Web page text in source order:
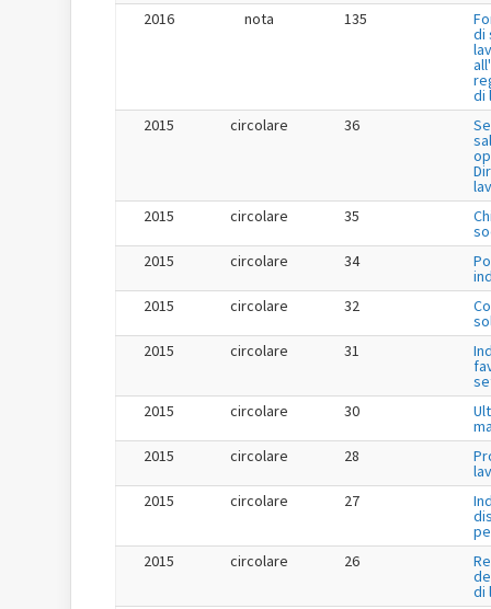
2016
nota 135
di
di
2015
circolare 36
2015
circolare 35
2015
circolare 34
2015
circolare 32
2015
circolare 31
2015
circolare 30
2015
circolare 28
2015
circolare 27
2015
circolare 26
di